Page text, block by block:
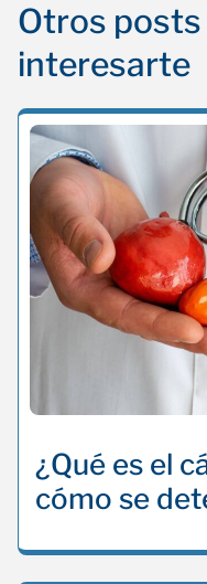
Otros posts
interesarte
¿Qué es el
cómo se